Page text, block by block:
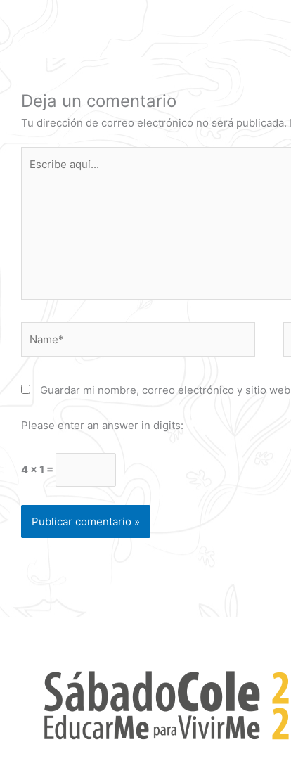
Deja un comentario
Tu dirección de correo electrónico no será publicada.
aquí...
Guardar mi nombre, correo electrónico y sitio
Please enter an answer in digits:
4 × 1 =